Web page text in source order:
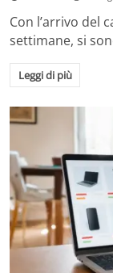
Con l’arrivo del
settimane, si
Leggi di più